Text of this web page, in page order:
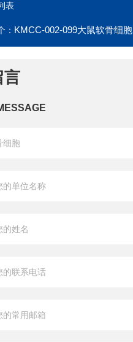
表
： KMCC-002-099大鼠软骨细胞
言